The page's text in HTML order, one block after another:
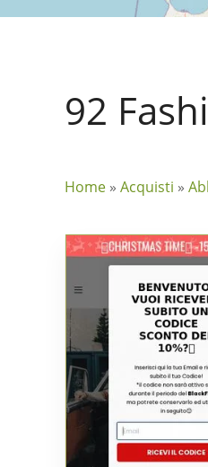
92
Home » Acquisti »